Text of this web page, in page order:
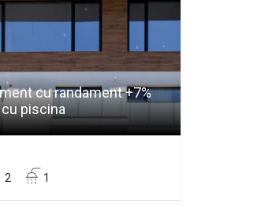
cu randament +7%
piscina
2 1